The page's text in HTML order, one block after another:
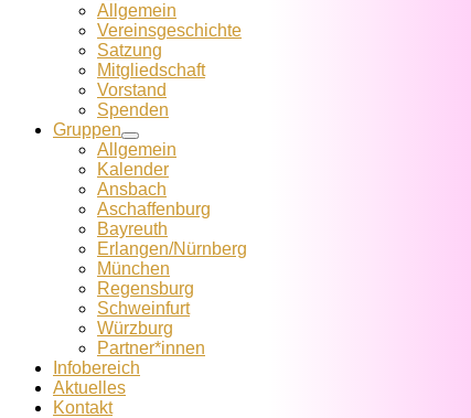
Allgemein
Vereins­geschichte
Satzung
Mitglied­schaft
Vorstand
Spenden
Gruppen
Allgemein
Kalender
Ansbach
Aschaffenburg
Bayreuth
Erlangen/Nürnberg
München
Regensburg
Schweinfurt
Würzburg
Partner*innen
Infobereich
Aktuelles
Kontakt